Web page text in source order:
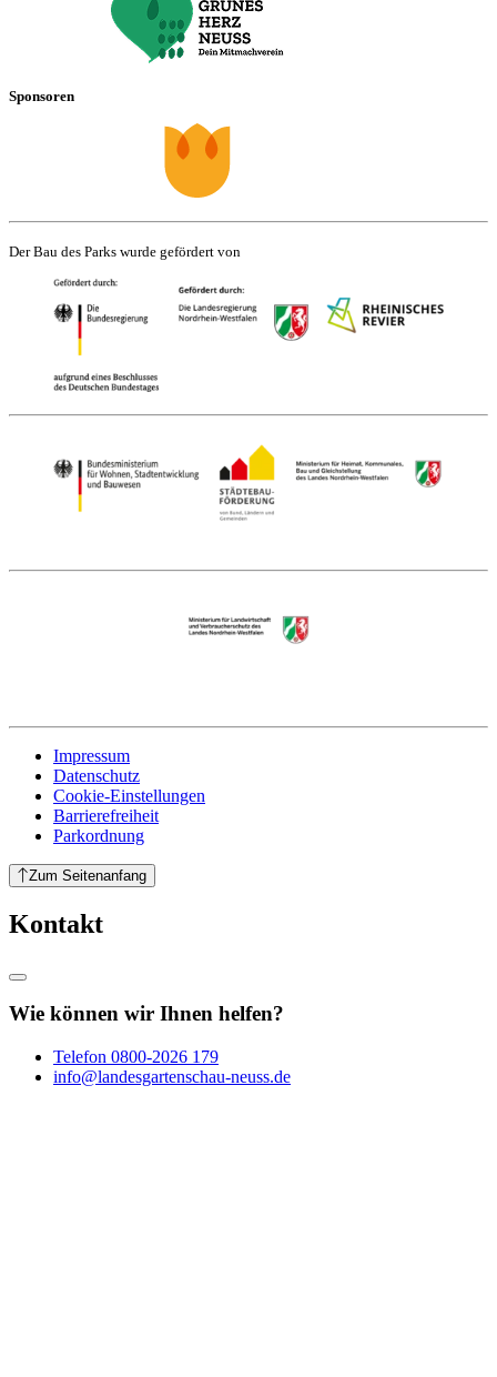
Sponsoren
Der Bau des Parks wurde gefördert von
Impressum
Datenschutz
Cookie-Einstellungen
Barrierefreiheit
Parkordnung
Zum Seitenanfang
Kontakt
Wie können wir Ihnen helfen?
Telefon 0800-2026 179
info@landesgartenschau-neuss.de